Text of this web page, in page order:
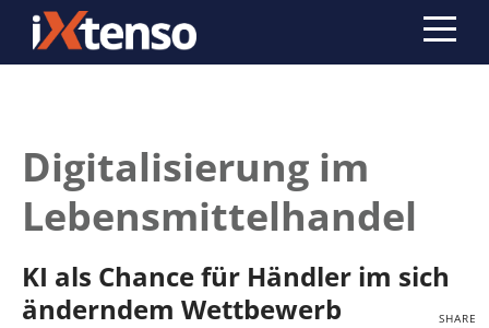
Digitalisierung im
Lebensmittelhandel
KI als Chance für Händler im sich
änderndem Wettbewerb